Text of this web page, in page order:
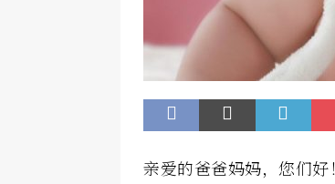
亲爱的爸爸妈妈，您们好！